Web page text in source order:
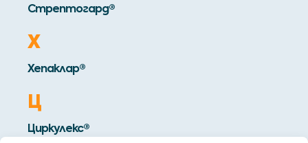
Стрептогард®
Х
Хепаклар®
Ц
Циркулекс®